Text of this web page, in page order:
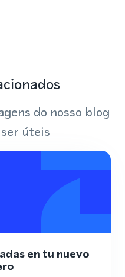
do nosso blog
úteis
en tu nuevo